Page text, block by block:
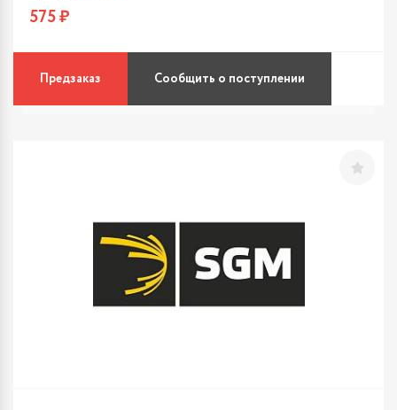
575 ₽
Предзаказ Сообщить о поступлении